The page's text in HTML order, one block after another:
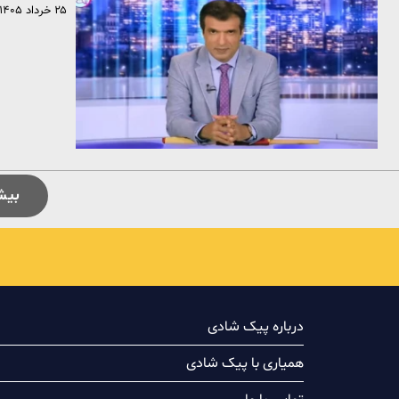
۲۵ خرداد ۱۴۰۵
درباره پیک شادی
همیاری با پیک شادی